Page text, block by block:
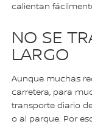
calientan
NO SE
LARGO
Aunque muchas
carretera, para
transporte diario
o al parque. Por